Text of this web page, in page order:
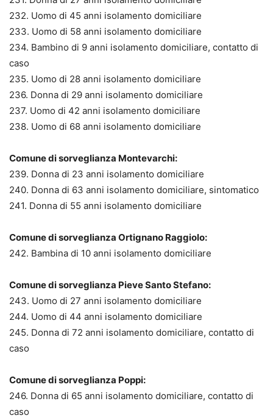
232. Uomo di 45 anni isolamento domiciliare
233. Uomo di 58 anni isolamento domiciliare
234. Bambino di 9 anni isolamento domiciliare, contatto di
caso
235. Uomo di 28 anni isolamento domiciliare
236. Donna di 29 anni isolamento domiciliare
237. Uomo di 42 anni isolamento domiciliare
238. Uomo di 68 anni isolamento domiciliare
Comune di sorveglianza Montevarchi:
239. Donna di 23 anni isolamento domiciliare
240. Donna di 63 anni isolamento domiciliare, sintomatico
241. Donna di 55 anni isolamento domiciliare
Comune di sorveglianza Ortignano Raggiolo:
242. Bambina di 10 anni isolamento domiciliare
Comune di sorveglianza Pieve Santo Stefano:
243. Uomo di 27 anni isolamento domiciliare
244. Uomo di 44 anni isolamento domiciliare
245. Donna di 72 anni isolamento domiciliare, contatto di
caso
Comune di sorveglianza Poppi:
246. Donna di 65 anni isolamento domiciliare, contatto di
caso